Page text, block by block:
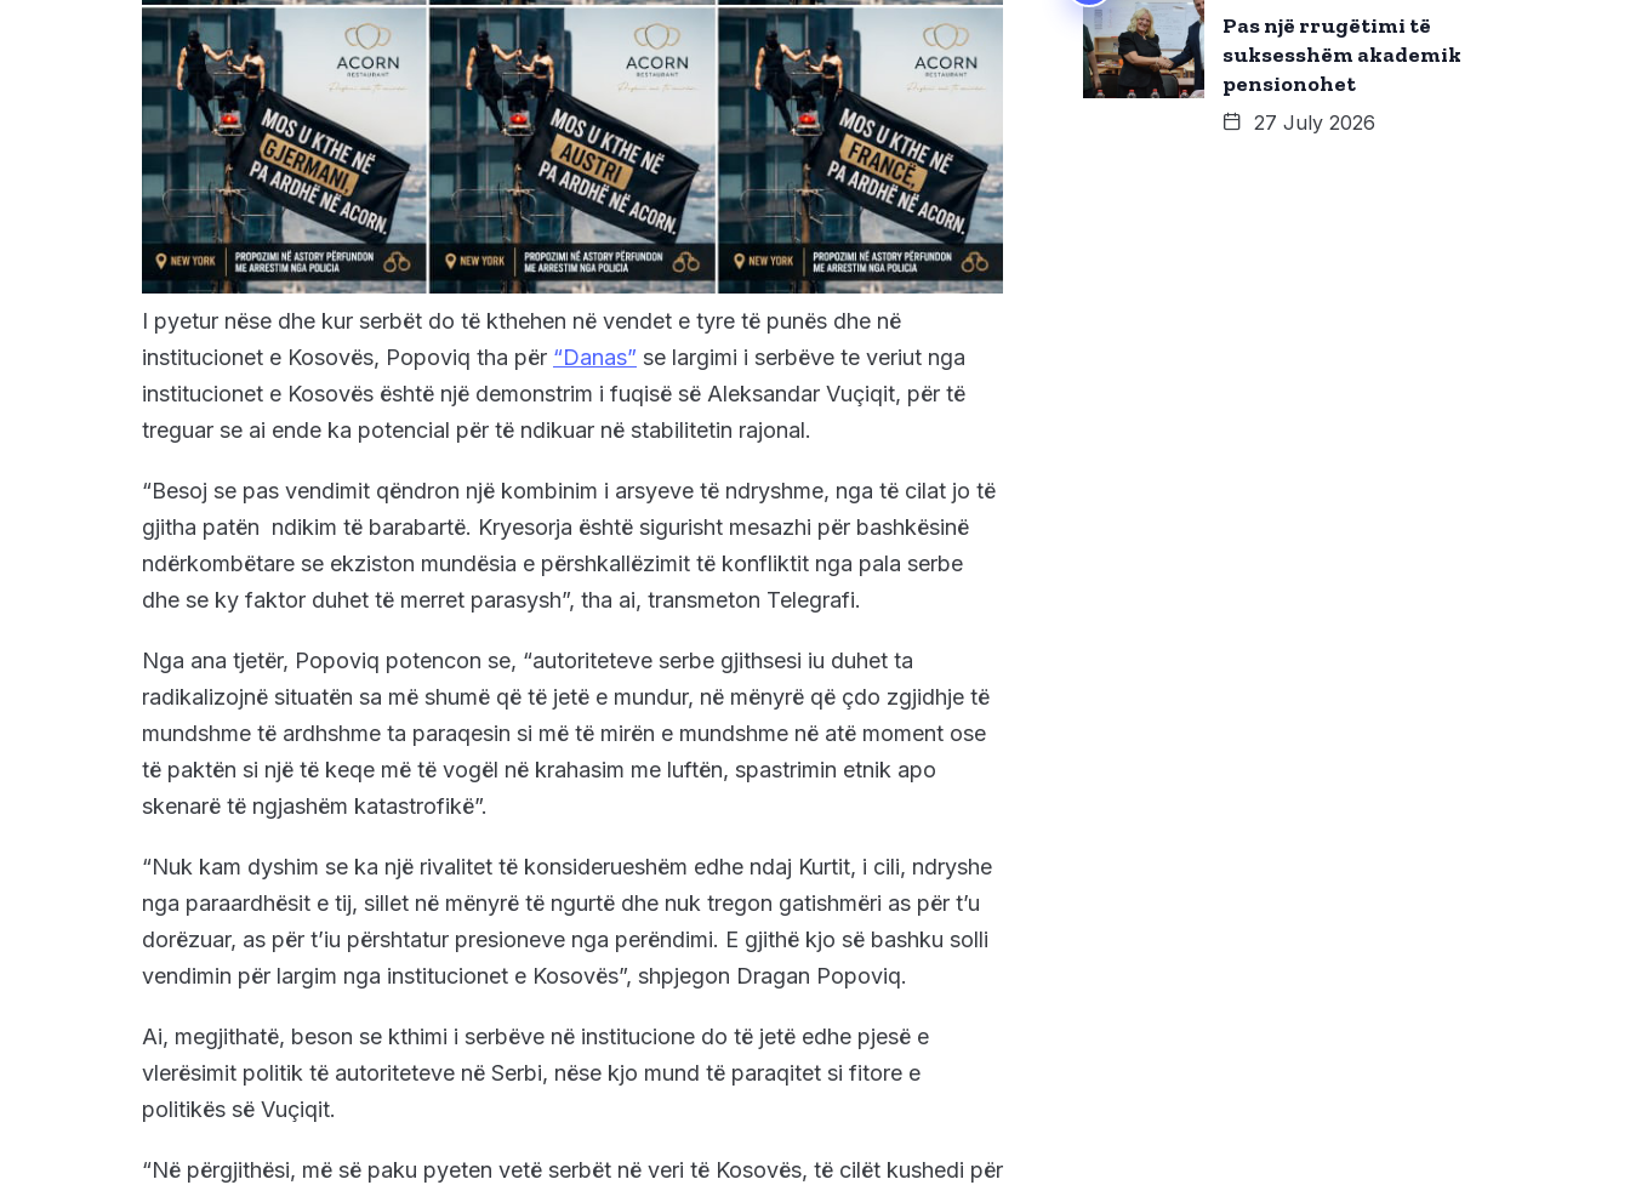
I pyetur nëse dhe kur serbët do të kthehen në vendet e tyre të punës dhe në
institucionet e Kosovës, Popoviq tha për “Danas” se largimi i serbëve te veriut nga
institucionet e Kosovës është një demonstrim i fuqisë së Aleksandar Vuçiqit, për të
treguar se ai ende ka potencial për të ndikuar në stabilitetin rajonal.
“Besoj se pas vendimit qëndron një kombinim i arsyeve të ndryshme, nga të cilat jo të
gjitha patën ndikim të barabartë. Kryesorja është sigurisht mesazhi për bashkësinë
ndërkombëtare se ekziston mundësia e përshkallëzimit të konfliktit nga pala serbe
dhe se ky faktor duhet të merret parasysh”, tha ai, transmeton Telegrafi.
Nga ana tjetër, Popoviq potencon se, “autoriteteve serbe gjithsesi iu duhet ta
radikalizojnë situatën sa më shumë që të jetë e mundur, në mënyrë që çdo zgjidhje të
mundshme të ardhshme ta paraqesin si më të mirën e mundshme në atë moment ose
të paktën si një të keqe më të vogël në krahasim me luftën, spastrimin etnik apo
skenarë të ngjashëm katastrofikë”.
“Nuk kam dyshim se ka një rivalitet të konsiderueshëm edhe ndaj Kurtit, i cili, ndryshe
nga paraardhësit e tij, sillet në mënyrë të ngurtë dhe nuk tregon gatishmëri as për t’u
dorëzuar, as për t’iu përshtatur presioneve nga perëndimi. E gjithë kjo së bashku solli
vendimin për largim nga institucionet e Kosovës”, shpjegon Dragan Popoviq.
Ai, megjithatë, beson se kthimi i serbëve në institucione do të jetë edhe pjesë e
vlerësimit politik të autoriteteve në Serbi, nëse kjo mund të paraqitet si fitore e
politikës së Vuçiqit.
“Në përgjithësi, më së paku pyeten vetë serbët në veri të Kosovës, të cilët kushedi për
Pas një rrugëtimi të
suksesshëm akademik
pensionohet
27 July 2026